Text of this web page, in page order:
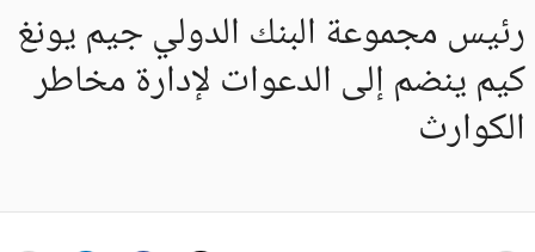
رئيس مجموعة البنك الدولي جيم يونغ
كيم ينضم إلى الدعوات لإدارة مخاطر
الكوارث